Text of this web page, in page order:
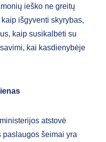
ieško ne greitų
iš­gyventi skyrybas,
kaip susikalbėti su
kai kas­dienybėje
atstovė
šeimai yra